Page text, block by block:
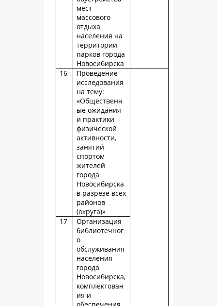
мест
массового
отдыха
населения на
территории
парков города
Новосибирска
16
Проведение
исследования
на тему:
«Общественн
ые ожидания
и практики
физической
активности,
занятий
спортом
жителей
города
Новосибирска
в разрезе всех
районов
(округа)»
17
Организация
библиотечног
о
обслуживания
населения
города
Новосибирска,
комплектован
ия и